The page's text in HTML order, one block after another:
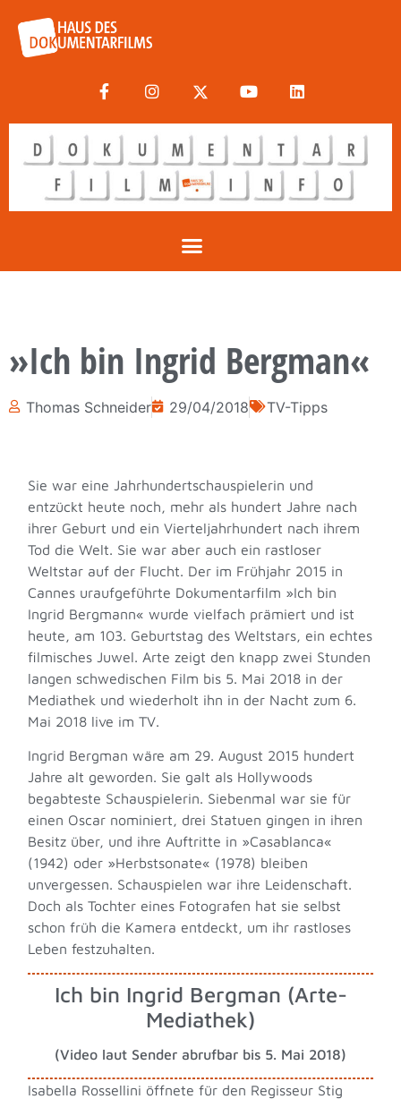
»Ich bin Ingrid Bergman«
Thomas Schneider 29/04/2018 TV-Tipps
Sie war eine Jahrhundertschauspielerin und
entzückt heute noch, mehr als hundert Jahre nach
ihrer Geburt und ein Vierteljahrhundert nach ihrem
Tod die Welt. Sie war aber auch ein rastloser
Weltstar auf der Flucht. Der im Frühjahr 2015 in
Cannes uraufgeführte Dokumentarfilm »Ich bin
Ingrid Bergmann« wurde vielfach prämiert und ist
heute, am 103. Geburtstag des Weltstars, ein echtes
filmisches Juwel. Arte zeigt den knapp zwei Stunden
langen schwedischen Film bis 5. Mai 2018 in der
Mediathek und wiederholt ihn in der Nacht zum 6.
Mai 2018 live im TV.
Ingrid Bergman wäre am 29. August 2015 hundert
Jahre alt geworden. Sie galt als Hollywoods
begabteste Schauspielerin. Siebenmal war sie für
einen Oscar nominiert, drei Statuen gingen in ihren
Besitz über, und ihre Auftritte in »Casablanca«
(1942) oder »Herbstsonate« (1978) bleiben
unvergessen. Schauspielen war ihre Leidenschaft.
Doch als Tochter eines Fotografen hat sie selbst
schon früh die Kamera entdeckt, um ihr rastloses
Leben festzuhalten.
Ich bin Ingrid Bergman (Arte-
Mediathek)
(Video laut Sender abrufbar bis 5. Mai 2018)
Isabella Rossellini öffnete für den Regisseur Stig